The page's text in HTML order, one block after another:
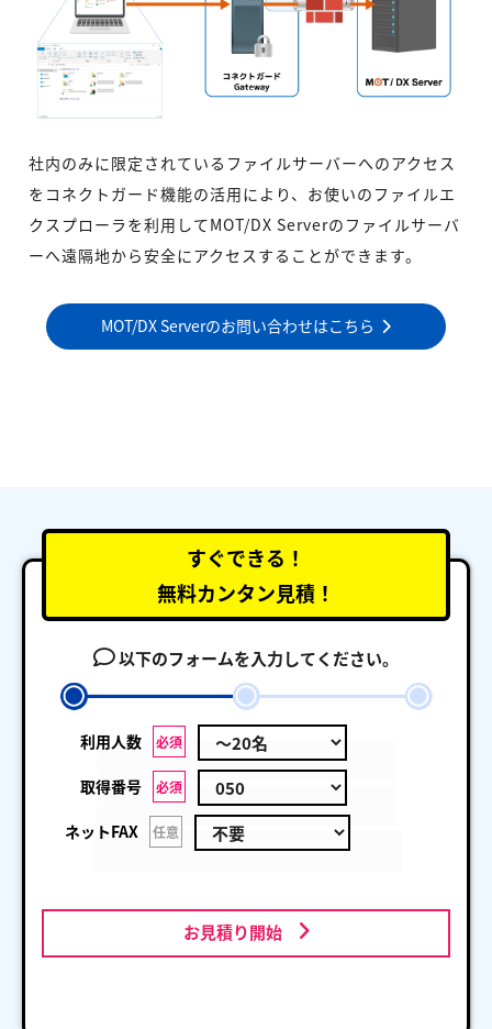
社内のみに限定されているファイルサーバーへのアクセス
をコネクトガード機能の活用により、お使いのファイルエ
クスプローラを利用してMOT/DX Serverのファイルサーバ
ーへ遠隔地から安全にアクセスすることができます。
MOT/DX Serverのお問い合わせはこちら
すぐできる！
無料カンタン見積！
以下のフォームを入力してください。
利用人数 必須
取得番号 必須
ネットFAX 任意
お見積り開始